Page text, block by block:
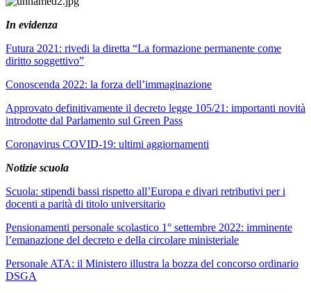
In evidenza
Futura 2021: rivedi la diretta “La formazione permanente come
diritto soggettivo”
Conoscenda 2022: la forza dell’immaginazione
Approvato definitivamente il decreto legge 105/21: importanti novità
introdotte dal Parlamento sul Green Pass
Coronavirus COVID-19: ultimi aggiornamenti
Notizie scuola
Scuola: stipendi bassi rispetto all’Europa e divari retributivi per i
docenti a parità di titolo universitario
Pensionamenti personale scolastico 1° settembre 2022: imminente
l’emanazione del decreto e della circolare ministeriale
Personale ATA: il Ministero illustra la bozza del concorso ordinario
DSGA